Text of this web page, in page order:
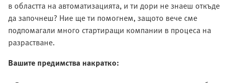
в областта на автоматизацията, и ти дори не знаеш откъде
да започнеш? Ние ще ти помогнем, защото вече сме
подпомагали много стартиращи компании в процеса на
разрастване.
Вашите предимства накратко: